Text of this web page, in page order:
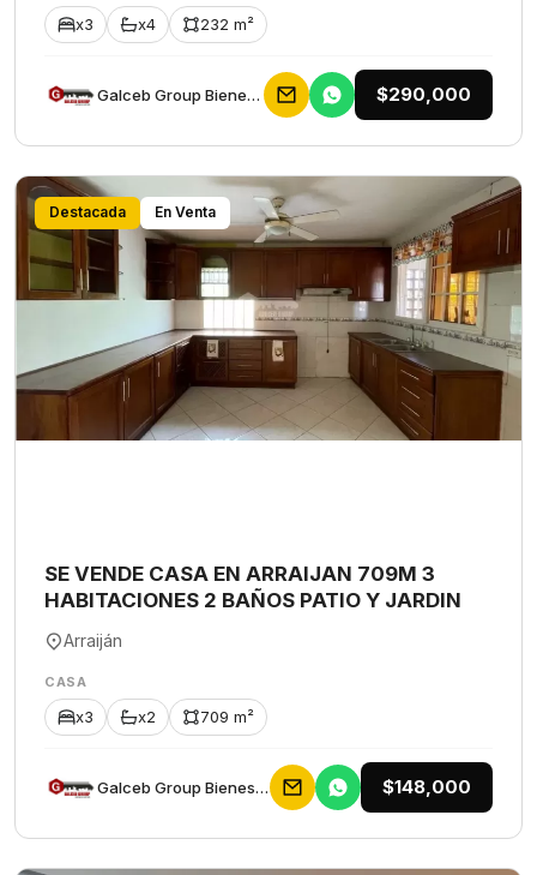
x3 x4 232 m²
Galceb Group Bienes Raices $290,000
Destacada En Venta
SE VENDE CASA EN ARRAIJAN 709M 3
HABITACIONES 2 BAÑOS PATIO Y JARDIN
Arraiján
CASA
x3 x2 709 m²
Galceb Group Bienes Raices $148,000